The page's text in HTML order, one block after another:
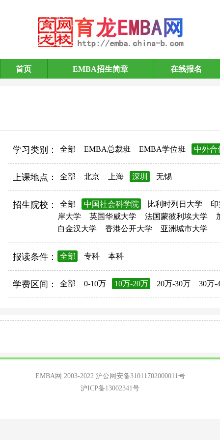
EMBA招生简章
首页 EMBA招生简章 在线报名
学习类别： 全部 EMBA总裁班 EMBA学位班 中外合
上课地点： 全部 北京 上海 深圳 无锡
招生院校： 全部 中国社会科学院 比利时列日大学
岸大学
英国华威大学 法国蒙彼利埃大学
白金汉大学
香港公开大学 亚洲城市大学
报读条件： 全部 专科 本科
学费区间： 全部 0-10万 10万-20万 20万-30万 30万-
EMBA网 2003-2022 沪公网安备31011702000011号
沪ICP备13002341号